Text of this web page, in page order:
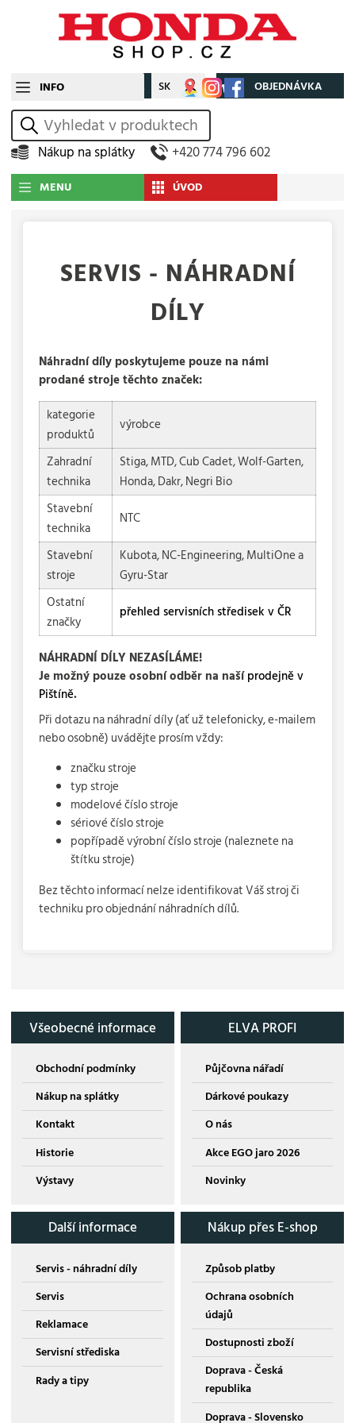
INFO CZ SK Můj účet OBJEDNÁVKA
vyhledat
Nákup na splátky +420 774 796 602
MENU ÚVOD
SERVIS - NÁHRADNÍ
DÍLY
Náhradní díly poskytujeme pouze na námi
prodané stroje těchto značek:
kategorie
produktů
výrobce
Zahradní
technika
Stiga, MTD, Cub Cadet, Wolf-Garten,
Honda, Dakr, Negri Bio
Stavební
technika
NTC
Stavební
stroje
Kubota, NC-Engineering, MultiOne a
Gyru-Star
Ostatní
značky
přehled servisních středisek v ČR
NÁHRADNÍ DÍLY NEZASÍLÁME!
Je možný pouze osobní odběr na našíprodejně v
Pištíně.
Při dotazu na náhradní díly (ať už telefonicky, e-mailem
nebo osobně) uvádějte prosím vždy:
značku stroje
typ stroje
modelové číslo stroje
sériové číslo stroje
popřípadě výrobní číslo stroje (naleznete na
štítku stroje)
Bez těchto informací nelze identifikovat Váš stroj či
techniku pro objednání náhradních dílů.
Všeobecné informace
Obchodní podmínky
Nákup na splátky
Kontakt
Historie
Výstavy
ELVA PROFI
Půjčovna nářadí
Dárkové poukazy
O nás
Akce EGO jaro 2026
Novinky
Další informace
Servis - náhradní díly
Servis
Reklamace
Servisní střediska
Rady a tipy
Nákup přes E-shop
Způsob platby
Ochrana osobních
údajů
Dostupnosti zboží
Doprava - Česká
republika
Doprava - Slovensko